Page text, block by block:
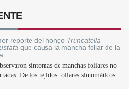
reporte del hongo Truncatella
que causa la mancha foliar de la
síntomas de manchas foliares no
De los tejidos foliares sintomáticos